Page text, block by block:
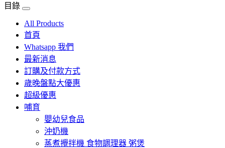
目錄
All Products
首頁
Whatsapp 我們
最新消息
訂購及付款方式
歲晚盤點大優惠
超級優惠
哺育
嬰幼兒食品
沖奶機
蒸煮攪拌機 食物調理器 粥煲